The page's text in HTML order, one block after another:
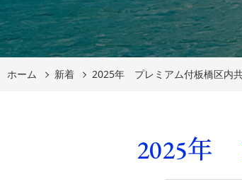
ホーム 新着 2025年 プレミアム付板橋区内
2025年